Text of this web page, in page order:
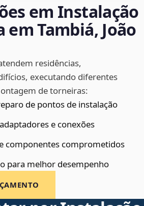
em Instalação
em Tambiá, João
residências,
executando diferentes
de torneiras:
de pontos de instalação
e conexões
componentes comprometidos
para melhor desempenho